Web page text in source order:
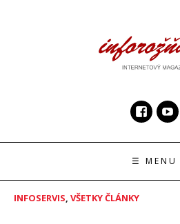
☰ MENU
INFOSERVIS, VŠETKY ČLÁNKY